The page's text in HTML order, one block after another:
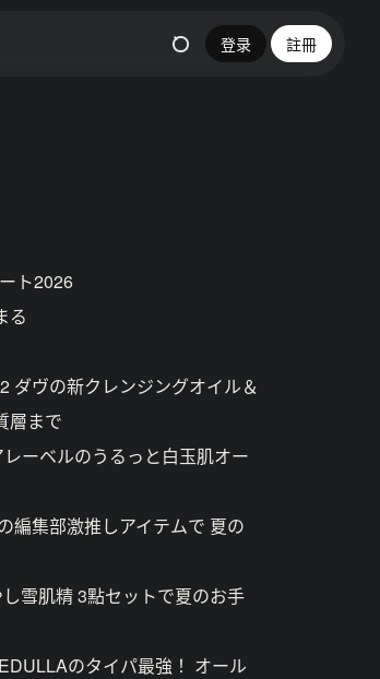
登录 註冊
ト2026
る
ダヴの新クレンジングオイル＆
層まで
ーベルのうるっと白玉肌オー
編集部激推しアイテムで 夏の
雪肌精 3點セットで夏のお手
のタイパ最強！ オール